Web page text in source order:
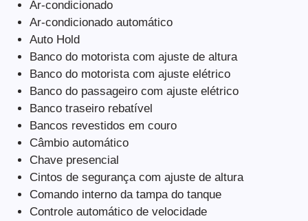
Ar-condicionado
Ar-condicionado automático
Auto Hold
Banco do motorista com ajuste de altura
Banco do motorista com ajuste elétrico
Banco do passageiro com ajuste elétrico
Banco traseiro rebatível
Bancos revestidos em couro
Câmbio automático
Chave presencial
Cintos de segurança com ajuste de altura
Comando interno da tampa do tanque
Controle automático de velocidade